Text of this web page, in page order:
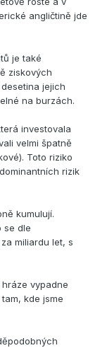
angličtině jde
je také
ziskových
jejich
na burzách.
investovala
velmi špatně
Toto riziko
rizik
kumulují.
se dle
miliardu let, s
vypadne
kde jsme